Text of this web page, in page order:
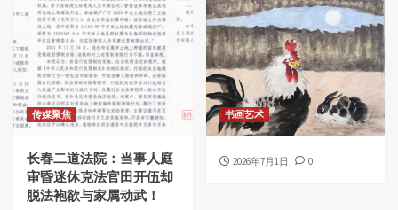
传媒聚焦
长春二道法院：当事人庭
审昏迷休克法官田开伍却
脱法袍欲与家属动武！
书画艺术
2026年7月1日 0